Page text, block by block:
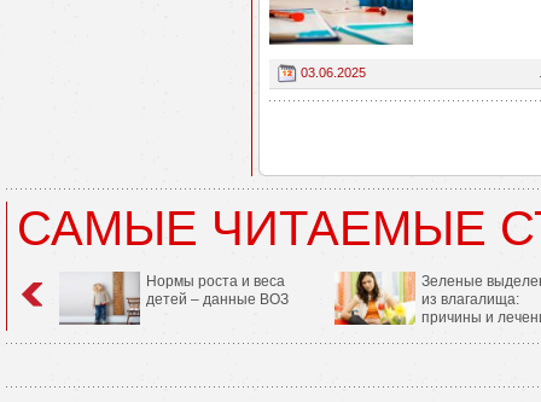
03.06.2025
САМЫЕ ЧИТАЕМЫЕ
Нормы роста и веса
детей – данные ВОЗ
Зеленые
из влагалища:
причины и